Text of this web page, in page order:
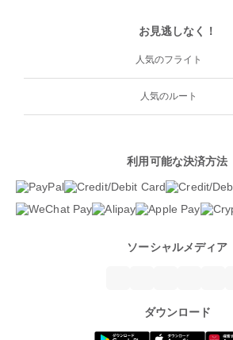
お見逃しなく！
人気のフライト
人気のルート
利用可能な決済方法
ソーシャルメディア
ダウンロード